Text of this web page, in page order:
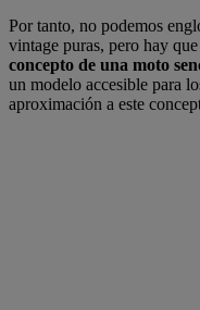
Por tanto, no podemos
vintage puras, pero hay
concepto de una moto
un modelo accesible para
aproximación a este